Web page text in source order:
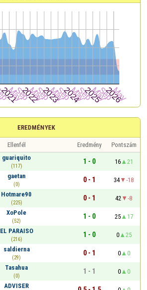
EREDMÉNYEK
Ellenfél Eredmény
Pontszám
guariquito
(117)
1 - 0 16
21
gaetan
(0)
0 - 1 34
-18
Hotmare90
(225)
0 - 1 42
-8
XoPole
(52)
1 - 0 25
17
EL PARAISO
(216)
1 - 0 0
25
saldierna
(29)
0 - 1 0
0
Tasahua
(0)
1 - 1 0
0
ADVISER